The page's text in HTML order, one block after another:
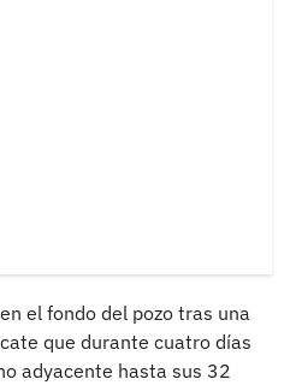
el fondo del pozo tras una
que durante cuatro días
adyacente hasta sus 32